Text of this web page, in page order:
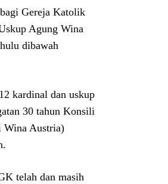
Gereja Katolik
Agung Wina
dibawah
kardinal dan uskup
30 tahun Konsili
Wina Austria)
telah dan masih